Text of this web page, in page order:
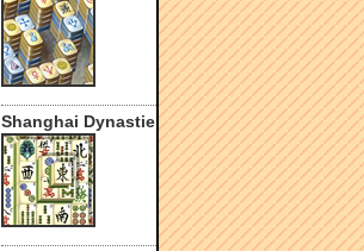
Shanghai Dynastie